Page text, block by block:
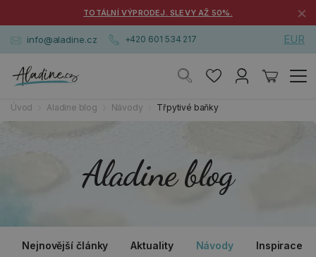
TOTÁLNÍ VÝPRODEJ. SLEVY AŽ 50%. ×
info@aladine.cz +420 601 534 217 EUR
Úvod Aladine blog Návody Třpytivé baňky
Aladine blog
Nejnovější články Aktuality Návody Inspirace a